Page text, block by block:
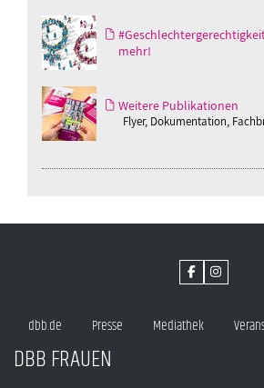
mehr!
Weitere Publikationen
Flyer, Dokumentation,
dbb.de Presse Mediathek
DBB FRAUEN